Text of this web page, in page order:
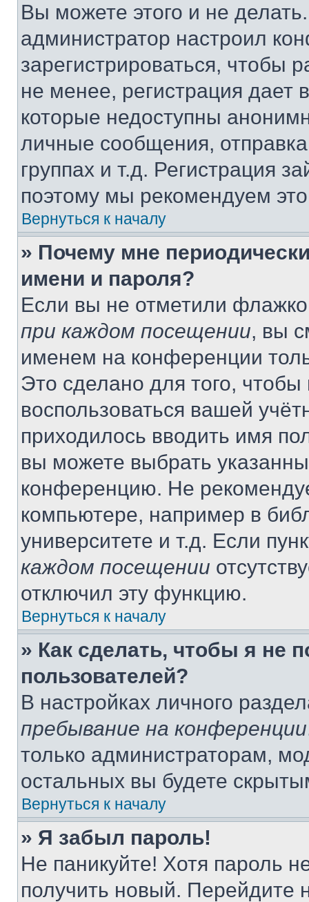
Вы можете этого и не
администратор настроил
зарегистрироваться, чтобы
не менее, регистрация
которые недоступны
личные сообщения,
группах и т.д. Регистрация
поэтому мы рекомендуем
Вернуться к началу
» Почему мне
имени и пароля?
Если вы не отметили
при каждом посещении, вы
именем на конференции
Это сделано для того, чтобы
воспользоваться вашей
приходилось вводить имя
вы можете выбрать
конференцию. Не
компьютере, например в
университете и т.д. Если
каждом посещении
отключил эту функцию.
Вернуться к началу
» Как сделать, чтобы я не
пользователей?
В настройках личного
пребывание на конференции
только администраторам,
остальных вы будете
Вернуться к началу
» Я забыл пароль!
Не паникуйте! Хотя пароль
получить новый. Перейдите